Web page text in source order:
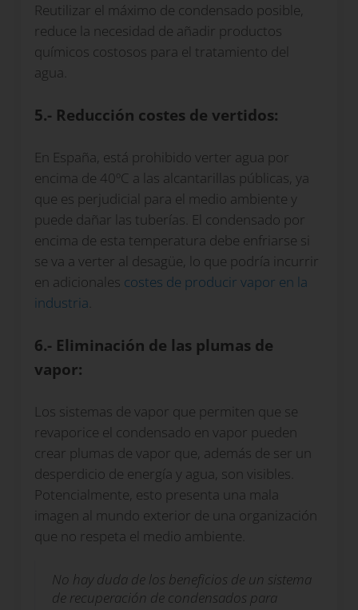
Reutilizar el máximo de condensado posible,
reduce la necesidad de añadir productos
químicos costosos para el tratamiento del
agua.
5.- Reducción costes de vertidos:
En España, está prohibido verter agua por
encima de 40ºC a las alcantarillas públicas, ya
que es perjudicial para el medio ambiente y
puede dañar las tuberías. El condensado por
encima de esta temperatura debe enfriarse si
se va a verter al desagüe, lo que podría incurrir
en adicionales costes de producir vapor en la
industria
6.- Eliminación de las plumas de
vapor:
Los sistemas de vapor que permiten que se
revaporice el condensado en vapor pueden
crear plumas de vapor que, además de ser un
desperdicio de energía y agua, son visibles.
Potencialmente, esto presenta una mala
imagen al mundo exterior de una organización
que no respeta el medio ambiente.
No hay duda de los beneficios de un sistema
de recuperación de condensados para